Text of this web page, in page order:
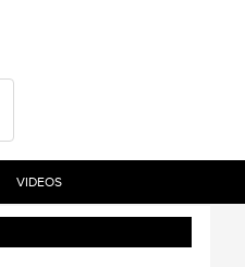
VIDEOS